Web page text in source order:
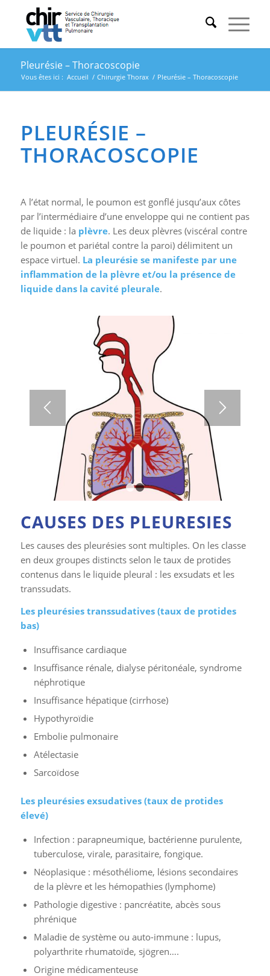
Pleurésie – Thoracoscopie
Vous êtes ici : Accueil / Chirurgie Thorax / Pleurésie – Thoracoscopie
PLEURÉSIE –
THORACOSCOPIE
A l’état normal, le poumon est gonflé jusqu’aux côtes
par l’intermédiaire d’une enveloppe qui ne contient pas
de liquide : la plèvre. Les deux plèvres (viscéral contre
le poumon et pariétal contre la paroi) délimitent un
espace virtuel. La pleurésie se manifeste par une
inflammation de la plèvre et/ou la présence de
liquide dans la cavité pleurale.
1
CAUSES DES PLEURESIES
Les causes des pleurésies sont multiples. On les classe
en deux groupes distincts selon le taux de protides
contenus dans le liquide pleural : les exsudats et les
transsudats.
Les pleurésies transsudatives (taux de protides
bas)
Insuffisance cardiaque
Insuffisance rénale, dialyse péritonéale, syndrome
néphrotique
Insuffisance hépatique (cirrhose)
Hypothyroïdie
Embolie pulmonaire
Atélectasie
Sarcoïdose
Les pleurésies exsudatives (taux de protides
élevé)
Infection : parapneumique, bactérienne purulente,
tuberculose, virale, parasitaire, fongique.
Néoplasique : mésothéliome, lésions secondaires
de la plèvre et les hémopathies (lymphome)
Pathologie digestive : pancréatite, abcès sous
phrénique
Maladie de système ou auto-immune : lupus,
polyarthrite rhumatoïde, sjögren….
Origine médicamenteuse